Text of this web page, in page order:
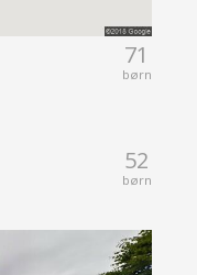
71
børn
52
børn